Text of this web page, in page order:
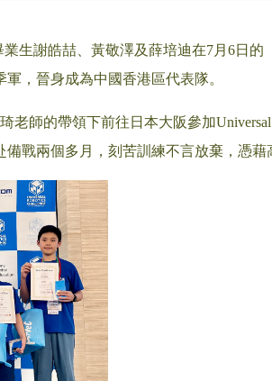
生謝皓喆、黃敬澤及薛培迪在7月6日的
，晉身成為中國香港區代表隊。
老師的帶領下前往日本大阪參加
戰兩個多月，刻苦訓練不言放棄，憑